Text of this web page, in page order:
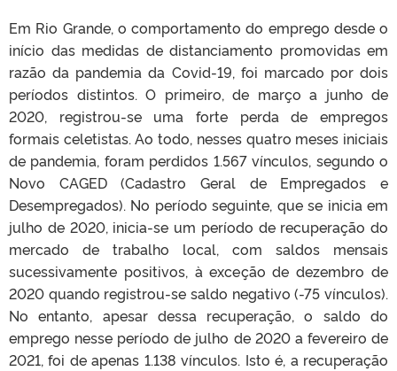
Em Rio Grande, o comportamento do emprego desde o
início das medidas de distanciamento promovidas em
razão da pandemia da Covid-19, foi marcado por dois
períodos distintos. O primeiro, de março a junho de
2020, registrou-se uma forte perda de empregos
formais celetistas. Ao todo, nesses quatro meses iniciais
de pandemia, foram perdidos 1.567 vínculos, segundo o
Novo CAGED (Cadastro Geral de Empregados e
Desempregados). No período seguinte, que se inicia em
julho de 2020, inicia-se um período de recuperação do
mercado de trabalho local, com saldos mensais
sucessivamente positivos, à exceção de dezembro de
2020 quando registrou-se saldo negativo (-75 vínculos).
No entanto, apesar dessa recuperação, o saldo do
emprego nesse período de julho de 2020 a fevereiro de
2021, foi de apenas 1.138 vínculos. Isto é, a recuperação